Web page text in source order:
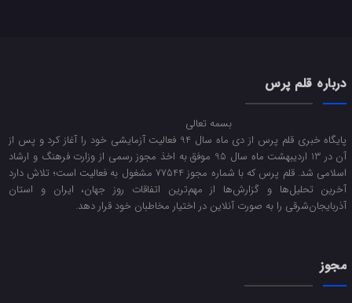
درباره قلم پرس
بسمه تعالی
پایگاه خبری قلم پرس از دی ماه سال 94 فعالیت آزمایشی خود را آغاز کرد و پس از
آن در 13 اردیبهشت ماه سال 95 موفق به اخذ مجوز رسمی از وزارت فرهنگ و ارشاد
اسلامی شد. قلم پرس که با شماره مجوز 77544 مشغول به فعالیت است؛ تلاش دارد
آخرین تحلیل‌ها و گزارش‌ها از مهم‌ترین اتفاقات روز جهان، ایران و استان
آذربایجان‌شرقی را به صورت آنلاین در اختیار مخاطبان خود قرار دهد.
مجوز